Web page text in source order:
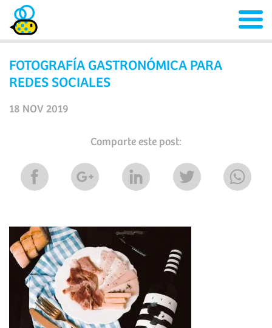
FOTOGRAFÍA GASTRONÓMICA PARA
REDES SOCIALES
18 NOV 2019
Comparte este post: